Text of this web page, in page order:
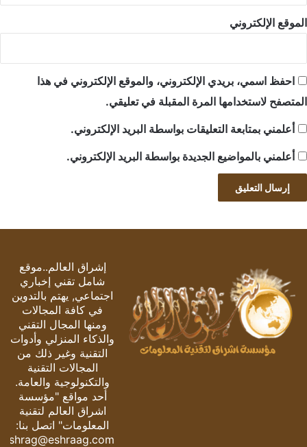
الموقع الإلكتروني
احفظ اسمي، بريدي الإلكتروني، والموقع الإلكتروني في هذا
المتصفح لاستخدامها المرة المقبلة في تعليقي.
أعلمني بمتابعة التعليقات بواسطة البريد الإلكتروني.
أعلمني بالمواضيع الجديدة بواسطة البريد الإلكتروني.
إشراق العالم..موقع
شامل تقني إخباري
اجتماعي, يهتم بالتدوين
في كافة المجالات
ومنها المجال التقني
والذكاء المنزلي وأدوات
التقنية وغير ذلك من
المجالات التقنية
والتكنولوجية والعامة.
أحد مواقع "مؤسسة
اشراق العالم لتقنية
المعلومات" اتصل بنا:
eshrag@eshraag.com